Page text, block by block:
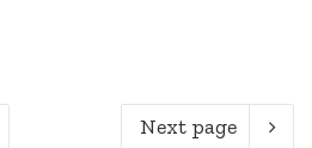
Next page